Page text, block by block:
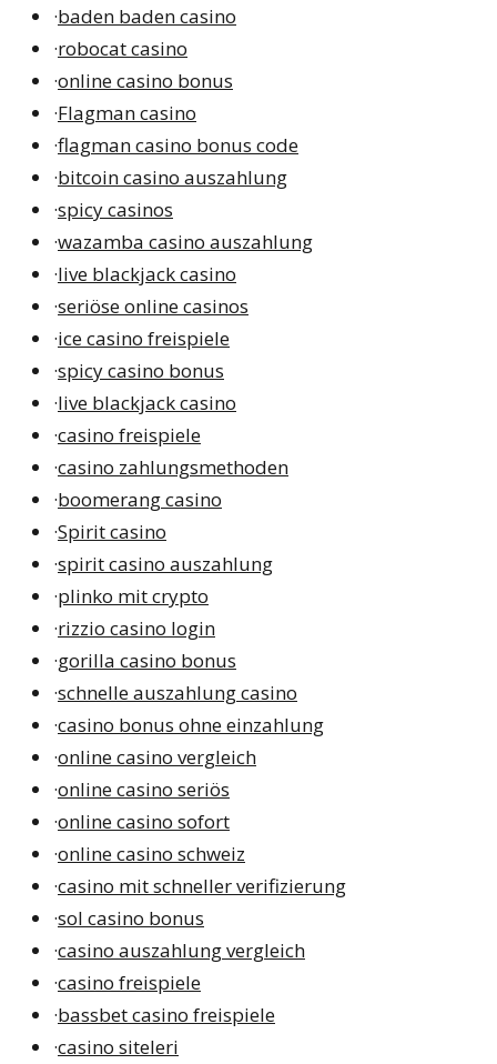
·baden baden casino
·robocat casino
·online casino bonus
·Flagman casino
·flagman casino bonus code
·bitcoin casino auszahlung
·spicy casinos
·wazamba casino auszahlung
·live blackjack casino
·seriöse online casinos
·ice casino freispiele
·spicy casino bonus
·live blackjack casino
·casino freispiele
·casino zahlungsmethoden
·boomerang casino
·Spirit casino
·spirit casino auszahlung
·plinko mit crypto
·rizzio casino login
·gorilla casino bonus
·schnelle auszahlung casino
·casino bonus ohne einzahlung
·online casino vergleich
·online casino seriös
·online casino sofort
·online casino schweiz
·casino mit schneller verifizierung
·sol casino bonus
·casino auszahlung vergleich
·casino freispiele
·bassbet casino freispiele
·casino siteleri